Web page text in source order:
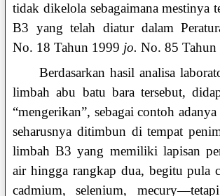
tidak dikelola sebagaimana mestinya
B3 yang telah diatur dalam
No. 18 Tahun 1999 jo. No. 85 Tahun
Berdasarkan hasil analisa
limbah abu batu bara tersebut,
“mengerikan”, sebagai contoh
seharusnya ditimbun di tempat
limbah B3 yang memiliki lapisan
air hingga rangkap dua, begitu pula
cadmium, selenium,